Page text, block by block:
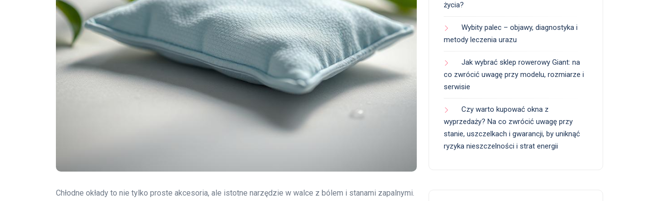
Chłodne okłady to nie tylko proste akcesoria, ale istotne narzędzie w walce z bólem i stanami zapalnymi.
życia?
Wybity palec – objawy, diagnostyka i
metody leczenia urazu
Jak wybrać sklep rowerowy Giant: na
co zwrócić uwagę przy modelu, rozmiarze i
serwisie
Czy warto kupować okna z
wyprzedaży? Na co zwrócić uwagę przy
stanie, uszczelkach i gwarancji, by uniknąć
ryzyka nieszczelności i strat energii